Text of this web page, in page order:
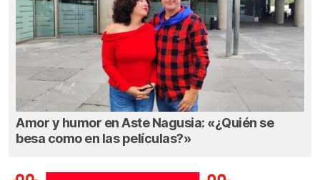
Amor y humor en Aste Nagusia: «¿Quién se
besa como en las películas?»